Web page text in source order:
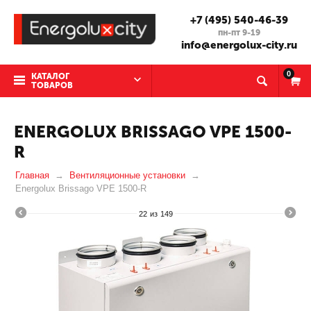
+7 (495) 540-46-39
пн-пт 9-19
info@energolux-city.ru
КАТАЛОГ
ТОВАРОВ
0
ENERGOLUX BRISSAGO VPE 1500-
R
Главная
Вентиляционные установки
Energolux Brissago VPE 1500-R
22 из 149